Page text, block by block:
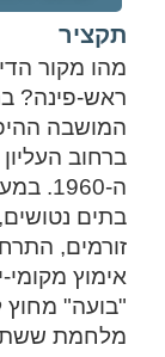
תקציר
מהו מקור
ראש-פינה?
המושבה
ברחוב
ה-
בתים
זורמים,
אימוץ
"בועה" מחוץ
מלחמת